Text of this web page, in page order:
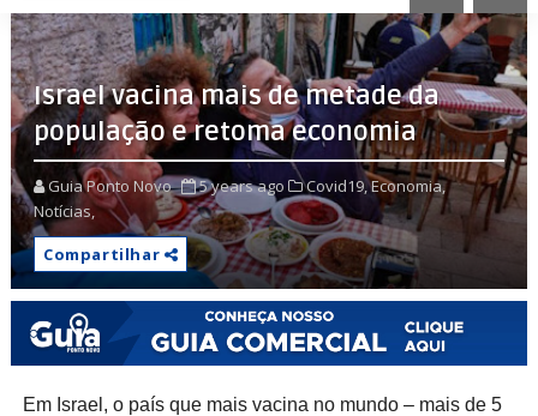
Israel vacina mais de metade da
população e retoma economia
Guia Ponto Novo 5 years ago Covid19,Economia,
Notícias,
Compartilhar
Em Israel, o país que mais vacina no mundo – mais de 5